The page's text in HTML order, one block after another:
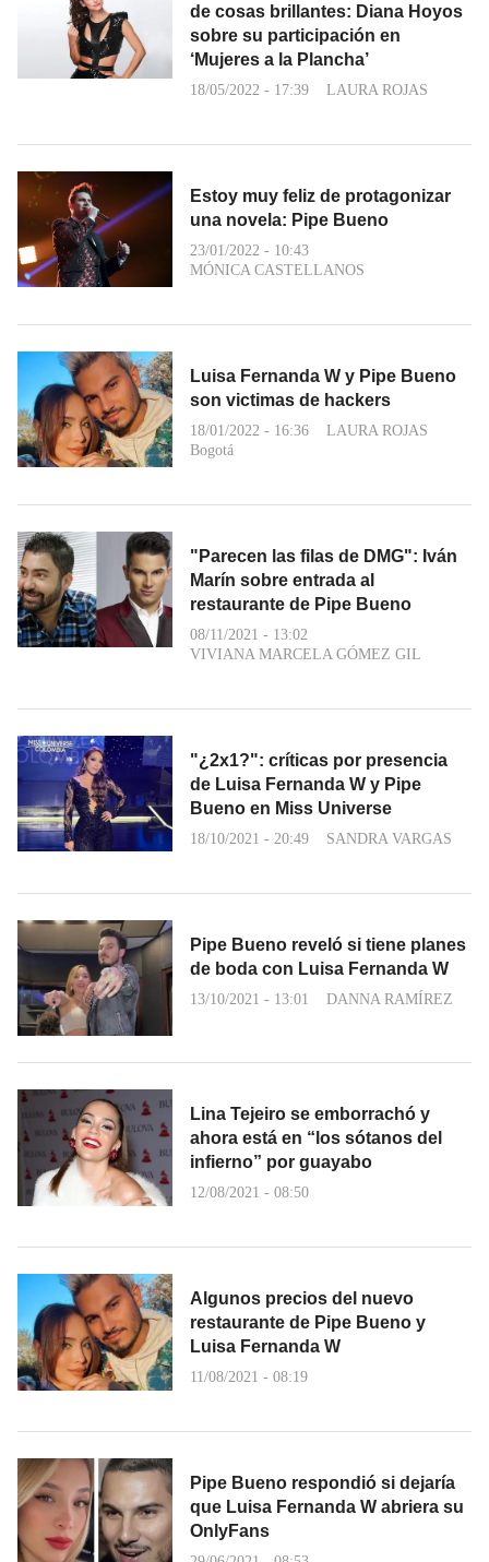
de cosas brillantes: Diana Hoyos
sobre su participación en
‘Mujeres a la Plancha’
18/05/2022 - 17:39 LAURA ROJAS
Estoy muy feliz de protagonizar
una novela: Pipe Bueno
23/01/2022 - 10:43
MÓNICA CASTELLANOS
Luisa Fernanda W y Pipe Bueno
son victimas de hackers
18/01/2022 - 16:36
LAURA ROJAS
Bogotá
"Parecen las filas de DMG": Iván
Marín sobre entrada al
restaurante de Pipe Bueno
08/11/2021 - 13:02
VIVIANA MARCELA GÓMEZ GIL
"¿2x1?": críticas por presencia
de Luisa Fernanda W y Pipe
Bueno en Miss Universe
18/10/2021 - 20:49 SANDRA VARGAS
Pipe Bueno reveló si tiene planes
de boda con Luisa Fernanda W
13/10/2021 - 13:01 DANNA RAMÍREZ
Lina Tejeiro se emborrachó y
ahora está en “los sótanos del
infierno” por guayabo
12/08/2021 - 08:50
Algunos precios del nuevo
restaurante de Pipe Bueno y
Luisa Fernanda W
11/08/2021 - 08:19
Pipe Bueno respondió si dejaría
que Luisa Fernanda W abriera su
OnlyFans